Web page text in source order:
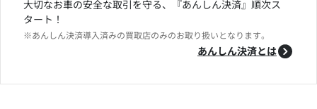
大切なお車の安全な取引を守る、『あんしん決済』順次ス
タート！
※あんしん決済導入済みの買取店のみのお取り扱いとなります。
あんしん決済とは